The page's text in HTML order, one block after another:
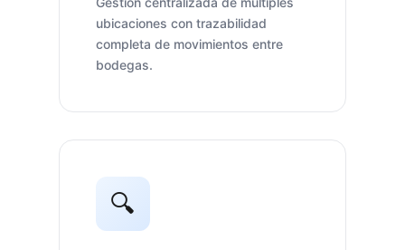
ubicaciones con trazabilidad
completa de movimientos entre
bodegas.
🔍